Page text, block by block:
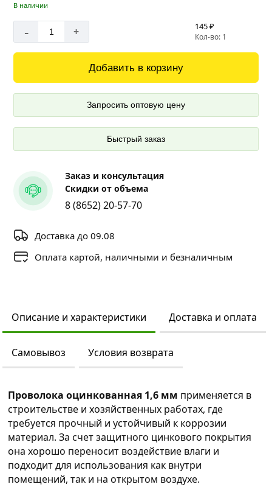
В наличии
- + 145 ₽
Кол-во: 1
Добавить в корзину
Запросить оптовую цену
Быстрый заказ
Заказ и консультация
Скидки от объема
8 (8652) 20-57-70
Доставка до 09.08
Оплата картой, наличными и безналичным
Описание и характеристики Доставка и оплата
Самовывоз Условия возврата
Проволока оцинкованная 1,6 мм применяется в
строительстве и хозяйственных работах, где
требуется прочный и устойчивый к коррозии
материал. За счет защитного цинкового покрытия
она хорошо переносит воздействие влаги и
подходит для использования как внутри
помещений, так и на открытом воздухе.